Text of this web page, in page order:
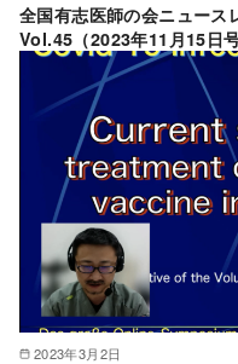
全国有志医師の会ニュース
Vol.45（2023年11月15日号
2023年3月2日